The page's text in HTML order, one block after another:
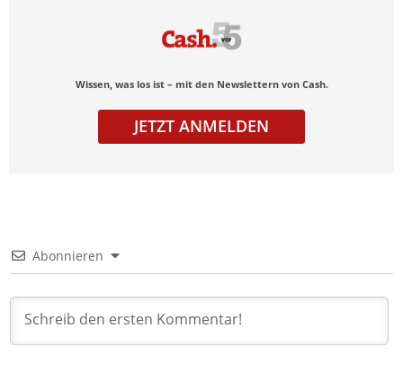
Wissen, was los ist – mit den Newslettern von Cash.
JETZT ANMELDEN
Abonnieren